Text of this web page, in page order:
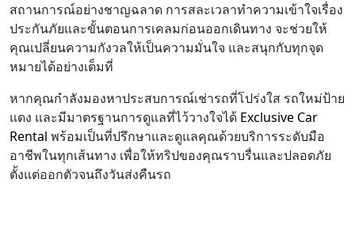
สถานการณ์อย่างชาญฉลาด การสละเวลาทำความเข้าใจเรื่อง
ประกันภัยและขั้นตอนการเคลมก่อนออกเดินทาง จะช่วยให้
คุณเปลี่ยนความกังวลให้เป็นความมั่นใจ และสนุกกับทุกจุด
หมายได้อย่างเต็มที่
หากคุณกำลังมองหาประสบการณ์เช่ารถที่โปร่งใส รถใหม่ป้าย
แดง และมีมาตรฐานการดูแลที่ไว้วางใจได้ Exclusive Car
Rental พร้อมเป็นที่ปรึกษาและดูแลคุณด้วยบริการระดับมือ
อาชีพในทุกเส้นทาง เพื่อให้ทริปของคุณราบรื่นและปลอดภัย
ตั้งแต่ออกตัวจนถึงวันส่งคืนรถ